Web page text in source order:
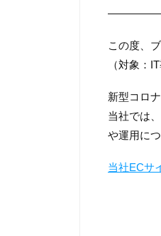
この度、
（対象：
新型コロ
当社では、
や運用に
当社ECサ